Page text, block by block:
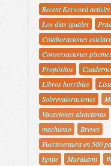
Recent Keyword activity
Los días iguales
Colaboraciones
Conversaciones
Propósitos
Cuaderno
Libros horribles
Sobrevaloraciones
Vacaciones alsacianas
machismo
Breves
Fuerteventura en 500
Ignite
Murakami